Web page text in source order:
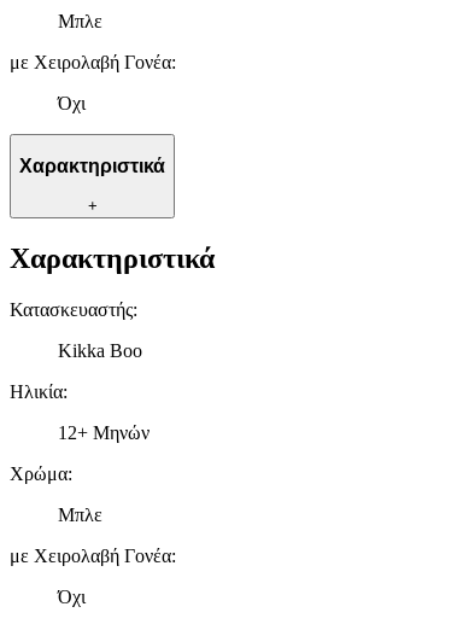
Μπλε
με Χειρολαβή Γονέα:
Όχι
Χαρακτηριστικά
+
Χαρακτηριστικά
Κατασκευαστής:
Kikka Boo
Ηλικία:
12+ Μηνών
Χρώμα:
Μπλε
με Χειρολαβή Γονέα:
Όχι